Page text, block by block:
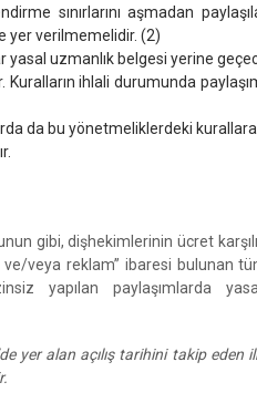
sınırlarını aşmadan
yer verilmemelidir. (2)
uzmanlık belgesi yerine
Kuralların ihlali durumunda
da bu yönetmeliklerdeki kurallara
gibi, dişhekimlerinin ücret
veya reklam” ibaresi bulunan
yapılan paylaşımlarda
yer alan açılış tarihini takip eden